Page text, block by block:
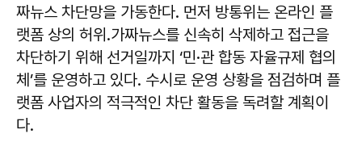
짜뉴스 차단망을 가동한다. 먼저 방통위는 온라인 플
랫폼 상의 허위․가짜뉴스를 신속히 삭제하고 접근을
차단하기 위해 선거일까지 ‘민·관 합동 자율규제 협의
체’를 운영하고 있다. 수시로 운영 상황을 점검하며 플
랫폼 사업자의 적극적인 차단 활동을 독려할 계획이
다.